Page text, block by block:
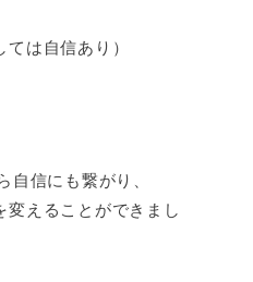
ては自信あり）
自信にも繋がり、
変えることができまし